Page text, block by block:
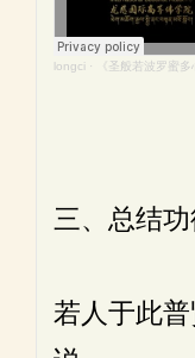
longci · 《圣般若波罗蜜
三、总结功
若人于此